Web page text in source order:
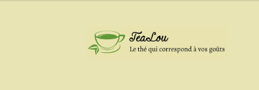
Aller
à
Aller
au